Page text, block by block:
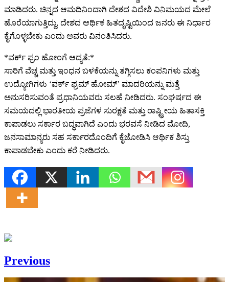
ಮಾಡಿದರು. ಚಿನ್ನದ ಆಮದಿನಿಂದಾಗಿ ದೇಶದ ವಿದೇಶಿ ವಿನಿಮಯದ ಮೇಲೆ
ಹೊರೆಯಾಗುತ್ತಿದ್ದು, ದೇಶದ ಆರ್ಥಿಕ ಹಿತದೃಷ್ಟಿಯಿಂದ ಜನರು ಈ ನಿರ್ಧಾರ
ಕೈಗೊಳ್ಳಬೇಕು ಎಂದು ಅವರು ವಿನಂತಿಸಿದರು.
*ವರ್ಕ್​​​ ಫ್ರಂ ಹೋಂಗೆ ಆದ್ಯತೆ:*
ಸಾರಿಗೆ ವೆಚ್ಚ ಮತ್ತು ಇಂಧನ ಬಳಕೆಯನ್ನು ತಗ್ಗಿಸಲು ಕಂಪನಿಗಳು ಮತ್ತು
ಉದ್ಯೋಗಿಗಳು ‘ವರ್ಕ್ ಫ್ರಮ್ ಹೋಮ್’ ಮಾದರಿಯನ್ನು ಮತ್ತೆ
ಅನುಸರಿಸುವಂತೆ ಪ್ರಧಾನಿಯವರು ಸಲಹೆ ನೀಡಿದರು. ಸಂಘರ್ಷದ ಈ
ಸಮಯದಲ್ಲಿ ಭಾರತೀಯ ಪ್ರಜೆಗಳ ಸುರಕ್ಷತೆ ಮತ್ತು ರಾಷ್ಟ್ರೀಯ ಹಿತಾಸಕ್ತಿ
ಕಾಪಾಡಲು ಸರ್ಕಾರ ಬದ್ಧವಾಗಿದೆ ಎಂದು ಭರವಸೆ ನೀಡಿದ ಮೋದಿ,
ಜನಸಾಮಾನ್ಯರು ಸಹ ಸರ್ಕಾರದೊಂದಿಗೆ ಕೈಜೋಡಿಸಿ ಆರ್ಥಿಕ ಶಿಸ್ತು
ಕಾಪಾಡಬೇಕು ಎಂದು ಕರೆ ನೀಡಿದರು.
Previous